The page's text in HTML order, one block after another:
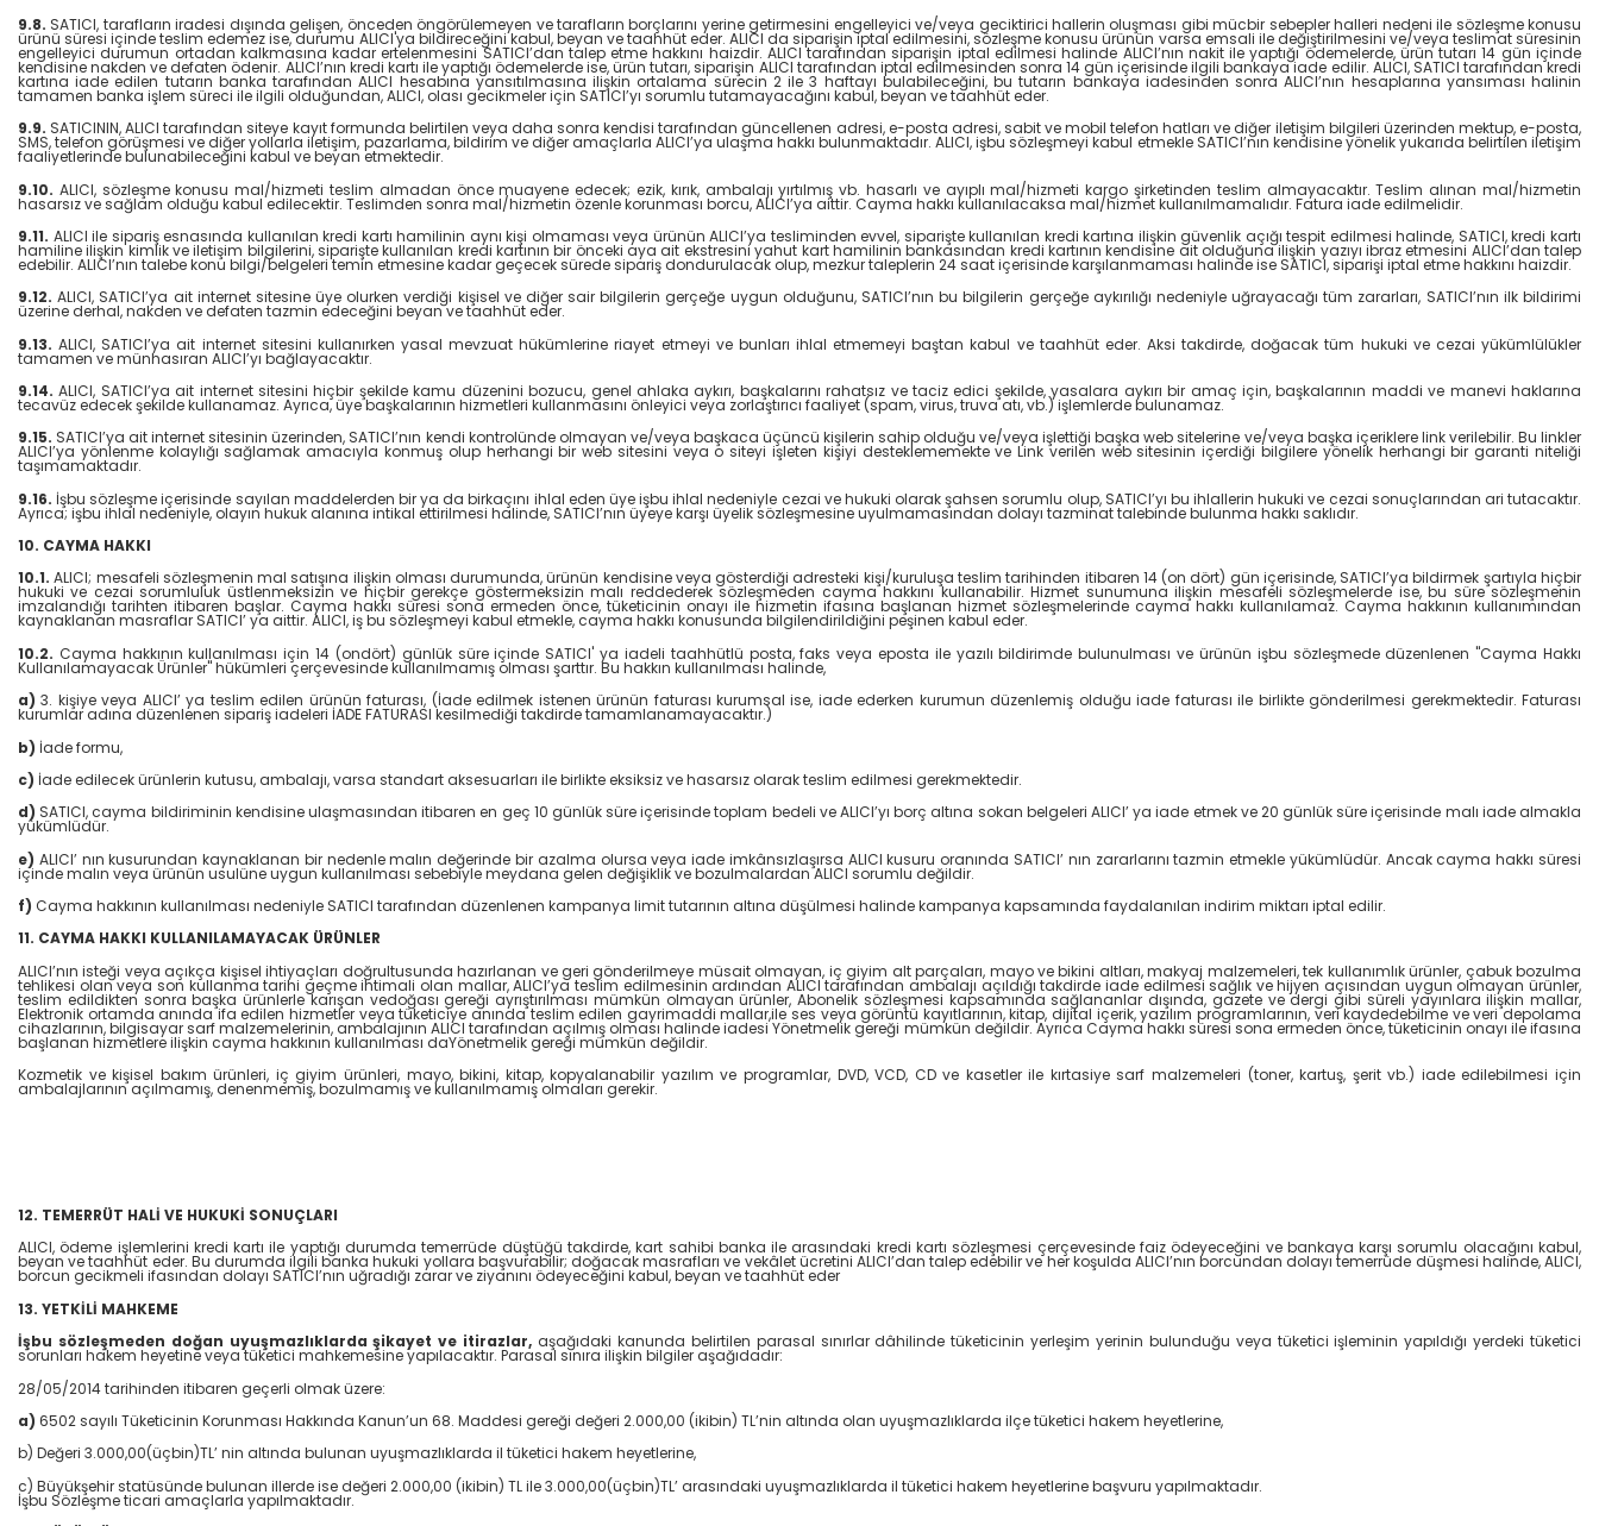
9.8. SATICI, tarafların iradesi dışında gelişen, önceden öngörülemeyen ve tarafların borçlarını yerine getirmesini engelleyici ve/veya geciktirici hallerin oluşması gibi mücbir sebepler halleri nedeni ile sözleşme konusu
ürünü süresi içinde teslim edemez ise, durumu ALICI'ya bildireceğini kabul, beyan ve taahhüt eder. ALICI da siparişin iptal edilmesini, sözleşme konusu ürünün varsa emsali ile değiştirilmesini ve/veya teslimat süresinin
engelleyici durumun ortadan kalkmasına kadar ertelenmesini SATICI’dan talep etme hakkını haizdir. ALICI tarafından siparişin iptal edilmesi halinde ALICI’nın nakit ile yaptığı ödemelerde, ürün tutarı 14 gün içinde
kendisine nakden ve defaten ödenir. ALICI’nın kredi kartı ile yaptığı ödemelerde ise, ürün tutarı, siparişin ALICI tarafından iptal edilmesinden sonra 14 gün içerisinde ilgili bankaya iade edilir. ALICI, SATICI tarafından kredi
kartına iade edilen tutarın banka tarafından ALICI hesabına yansıtılmasına ilişkin ortalama sürecin 2 ile 3 haftayı bulabileceğini, bu tutarın bankaya iadesinden sonra ALICI’nın hesaplarına yansıması halinin
tamamen banka işlem süreci ile ilgili olduğundan, ALICI, olası gecikmeler için SATICI’yı sorumlu tutamayacağını kabul, beyan ve taahhüt eder.
9.9. SATICININ, ALICI tarafından siteye kayıt formunda belirtilen veya daha sonra kendisi tarafından güncellenen adresi, e-posta adresi, sabit ve mobil telefon hatları ve diğer iletişim bilgileri üzerinden mektup, e-posta,
SMS, telefon görüşmesi ve diğer yollarla iletişim, pazarlama, bildirim ve diğer amaçlarla ALICI’ya ulaşma hakkı bulunmaktadır. ALICI, işbu sözleşmeyi kabul etmekle SATICI’nın kendisine yönelik yukarıda belirtilen iletişim
faaliyetlerinde bulunabileceğini kabul ve beyan etmektedir.
9.10. ALICI, sözleşme konusu mal/hizmeti teslim almadan önce muayene edecek; ezik, kırık, ambalajı yırtılmış vb. hasarlı ve ayıplı mal/hizmeti kargo şirketinden teslim almayacaktır. Teslim alınan mal/hizmetin
hasarsız ve sağlam olduğu kabul edilecektir. Teslimden sonra mal/hizmetin özenle korunması borcu, ALICI’ya aittir. Cayma hakkı kullanılacaksa mal/hizmet kullanılmamalıdır. Fatura iade edilmelidir.
9.11. ALICI ile sipariş esnasında kullanılan kredi kartı hamilinin aynı kişi olmaması veya ürünün ALICI’ya tesliminden evvel, siparişte kullanılan kredi kartına ilişkin güvenlik açığı tespit edilmesi halinde, SATICI, kredi kartı
hamiline ilişkin kimlik ve iletişim bilgilerini, siparişte kullanılan kredi kartının bir önceki aya ait ekstresini yahut kart hamilinin bankasından kredi kartının kendisine ait olduğuna ilişkin yazıyı ibraz etmesini ALICI’dan talep
edebilir. ALICI’nın talebe konu bilgi/belgeleri temin etmesine kadar geçecek sürede sipariş dondurulacak olup, mezkur taleplerin 24 saat içerisinde karşılanmaması halinde ise SATICI, siparişi iptal etme hakkını haizdir.
9.12. ALICI, SATICI’ya ait internet sitesine üye olurken verdiği kişisel ve diğer sair bilgilerin gerçeğe uygun olduğunu, SATICI’nın bu bilgilerin gerçeğe aykırılığı nedeniyle uğrayacağı tüm zararları, SATICI’nın ilk bildirimi
üzerine derhal, nakden ve defaten tazmin edeceğini beyan ve taahhüt eder.
9.13. ALICI, SATICI’ya ait internet sitesini kullanırken yasal mevzuat hükümlerine riayet etmeyi ve bunları ihlal etmemeyi baştan kabul ve taahhüt eder. Aksi takdirde, doğacak tüm hukuki ve cezai yükümlülükler
tamamen ve münhasıran ALICI’yı bağlayacaktır.
9.14. ALICI, SATICI’ya ait internet sitesini hiçbir şekilde kamu düzenini bozucu, genel ahlaka aykırı, başkalarını rahatsız ve taciz edici şekilde, yasalara aykırı bir amaç için, başkalarının maddi ve manevi haklarına
tecavüz edecek şekilde kullanamaz. Ayrıca, üye başkalarının hizmetleri kullanmasını önleyici veya zorlaştırıcı faaliyet (spam, virus, truva atı, vb.) işlemlerde bulunamaz.
9.15. SATICI’ya ait internet sitesinin üzerinden, SATICI’nın kendi kontrolünde olmayan ve/veya başkaca üçüncü kişilerin sahip olduğu ve/veya işlettiği başka web sitelerine ve/veya başka içeriklere link verilebilir. Bu linkler
ALICI’ya yönlenme kolaylığı sağlamak amacıyla konmuş olup herhangi bir web sitesini veya o siteyi işleten kişiyi desteklememekte ve Link verilen web sitesinin içerdiği bilgilere yönelik herhangi bir garanti niteliği
taşımamaktadır.
9.16. İşbu sözleşme içerisinde sayılan maddelerden bir ya da birkaçını ihlal eden üye işbu ihlal nedeniyle cezai ve hukuki olarak şahsen sorumlu olup, SATICI’yı bu ihlallerin hukuki ve cezai sonuçlarından ari tutacaktır.
Ayrıca; işbu ihlal nedeniyle, olayın hukuk alanına intikal ettirilmesi halinde, SATICI’nın üyeye karşı üyelik sözleşmesine uyulmamasından dolayı tazminat talebinde bulunma hakkı saklıdır.
10. CAYMA HAKKI
10.1. ALICI; mesafeli sözleşmenin mal satışına ilişkin olması durumunda, ürünün kendisine veya gösterdiği adresteki kişi/kuruluşa teslim tarihinden itibaren 14 (on dört) gün içerisinde, SATICI’ya bildirmek şartıyla hiçbir
hukuki ve cezai sorumluluk üstlenmeksizin ve hiçbir gerekçe göstermeksizin malı reddederek sözleşmeden cayma hakkını kullanabilir. Hizmet sunumuna ilişkin mesafeli sözleşmelerde ise, bu süre sözleşmenin
imzalandığı tarihten itibaren başlar. Cayma hakkı süresi sona ermeden önce, tüketicinin onayı ile hizmetin ifasına başlanan hizmet sözleşmelerinde cayma hakkı kullanılamaz. Cayma hakkının kullanımından
kaynaklanan masraflar SATICI’ ya aittir. ALICI, iş bu sözleşmeyi kabul etmekle, cayma hakkı konusunda bilgilendirildiğini peşinen kabul eder.
10.2. Cayma hakkının kullanılması için 14 (ondört) günlük süre içinde SATICI' ya iadeli taahhütlü posta, faks veya eposta ile yazılı bildirimde bulunulması ve ürünün işbu sözleşmede düzenlenen "Cayma Hakkı
Kullanılamayacak Ürünler" hükümleri çerçevesinde kullanılmamış olması şarttır. Bu hakkın kullanılması halinde,
a) 3. kişiye veya ALICI’ ya teslim edilen ürünün faturası, (İade edilmek istenen ürünün faturası kurumsal ise, iade ederken kurumun düzenlemiş olduğu iade faturası ile birlikte gönderilmesi gerekmektedir. Faturası
kurumlar adına düzenlenen sipariş iadeleri İADE FATURASI kesilmediği takdirde tamamlanamayacaktır.)
b) İade formu,
c) İade edilecek ürünlerin kutusu, ambalajı, varsa standart aksesuarları ile birlikte eksiksiz ve hasarsız olarak teslim edilmesi gerekmektedir.
d) SATICI, cayma bildiriminin kendisine ulaşmasından itibaren en geç 10 günlük süre içerisinde toplam bedeli ve ALICI’yı borç altına sokan belgeleri ALICI’ ya iade etmek ve 20 günlük süre içerisinde malı iade almakla
yükümlüdür.
e) ALICI’ nın kusurundan kaynaklanan bir nedenle malın değerinde bir azalma olursa veya iade imkânsızlaşırsa ALICI kusuru oranında SATICI’ nın zararlarını tazmin etmekle yükümlüdür. Ancak cayma hakkı süresi
içinde malın veya ürünün usulüne uygun kullanılması sebebiyle meydana gelen değişiklik ve bozulmalardan ALICI sorumlu değildir.
f) Cayma hakkının kullanılması nedeniyle SATICI tarafından düzenlenen kampanya limit tutarının altına düşülmesi halinde kampanya kapsamında faydalanılan indirim miktarı iptal edilir.
11. CAYMA HAKKI KULLANILAMAYACAK ÜRÜNLER
ALICI’nın isteği veya açıkça kişisel ihtiyaçları doğrultusunda hazırlanan ve geri gönderilmeye müsait olmayan, iç giyim alt parçaları, mayo ve bikini altları, makyaj malzemeleri, tek kullanımlık ürünler, çabuk bozulma
tehlikesi olan veya son kullanma tarihi geçme ihtimali olan mallar, ALICI’ya teslim edilmesinin ardından ALICI tarafından ambalajı açıldığı takdirde iade edilmesi sağlık ve hijyen açısından uygun olmayan ürünler,
teslim edildikten sonra başka ürünlerle karışan vedoğası gereği ayrıştırılması mümkün olmayan ürünler, Abonelik sözleşmesi kapsamında sağlananlar dışında, gazete ve dergi gibi süreli yayınlara ilişkin mallar,
Elektronik ortamda anında ifa edilen hizmetler veya tüketiciye anında teslim edilen gayrimaddi mallar,ile ses veya görüntü kayıtlarının, kitap, dijital içerik, yazılım programlarının, veri kaydedebilme ve veri depolama
cihazlarının, bilgisayar sarf malzemelerinin, ambalajının ALICI tarafından açılmış olması halinde iadesi Yönetmelik gereği mümkün değildir. Ayrıca Cayma hakkı süresi sona ermeden önce, tüketicinin onayı ile ifasına
başlanan hizmetlere ilişkin cayma hakkının kullanılması daYönetmelik gereği mümkün değildir.
Kozmetik ve kişisel bakım ürünleri, iç giyim ürünleri, mayo, bikini, kitap, kopyalanabilir yazılım ve programlar, DVD, VCD, CD ve kasetler ile kırtasiye sarf malzemeleri (toner, kartuş, şerit vb.) iade edilebilmesi için
ambalajlarının açılmamış, denenmemiş, bozulmamış ve kullanılmamış olmaları gerekir.
12. TEMERRÜT HALİ VE HUKUKİ SONUÇLARI
ALICI, ödeme işlemlerini kredi kartı ile yaptığı durumda temerrüde düştüğü takdirde, kart sahibi banka ile arasındaki kredi kartı sözleşmesi çerçevesinde faiz ödeyeceğini ve bankaya karşı sorumlu olacağını kabul,
beyan ve taahhüt eder. Bu durumda ilgili banka hukuki yollara başvurabilir; doğacak masrafları ve vekâlet ücretini ALICI’dan talep edebilir ve her koşulda ALICI’nın borcundan dolayı temerrüde düşmesi halinde, ALICI,
borcun gecikmeli ifasından dolayı SATICI’nın uğradığı zarar ve ziyanını ödeyeceğini kabul, beyan ve taahhüt eder
13. YETKİLİ MAHKEME
İşbu sözleşmeden doğan uyuşmazlıklarda şikayet ve itirazlar, aşağıdaki kanunda belirtilen parasal sınırlar dâhilinde tüketicinin yerleşim yerinin bulunduğu veya tüketici işleminin yapıldığı yerdeki tüketici
sorunları hakem heyetine veya tüketici mahkemesine yapılacaktır. Parasal sınıra ilişkin bilgiler aşağıdadır:
28/05/2014 tarihinden itibaren geçerli olmak üzere:
a) 6502 sayılı Tüketicinin Korunması Hakkında Kanun’un 68. Maddesi gereği değeri 2.000,00 (ikibin) TL’nin altında olan uyuşmazlıklarda ilçe tüketici hakem heyetlerine,
b) Değeri 3.000,00(üçbin)TL’ nin altında bulunan uyuşmazlıklarda il tüketici hakem heyetlerine,
c) Büyükşehir statüsünde bulunan illerde ise değeri 2.000,00 (ikibin) TL ile 3.000,00(üçbin)TL’ arasındaki uyuşmazlıklarda il tüketici hakem heyetlerine başvuru yapılmaktadır.
İşbu Sözleşme ticari amaçlarla yapılmaktadır.